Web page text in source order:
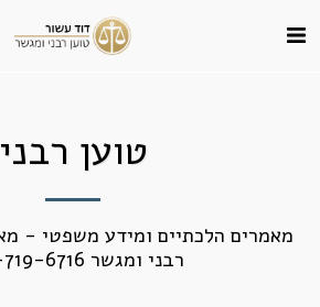
טוען רבני
רבני ומגשר 052-719-6716